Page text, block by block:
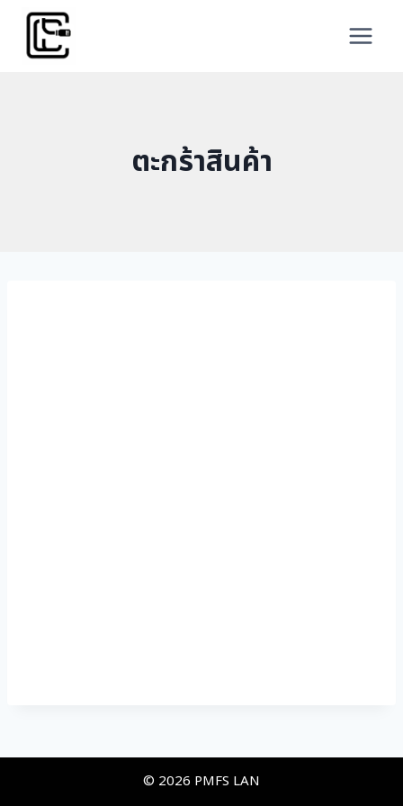
Skip
content
ตะกร้าสินค้า
© 2026 PMFS LAN